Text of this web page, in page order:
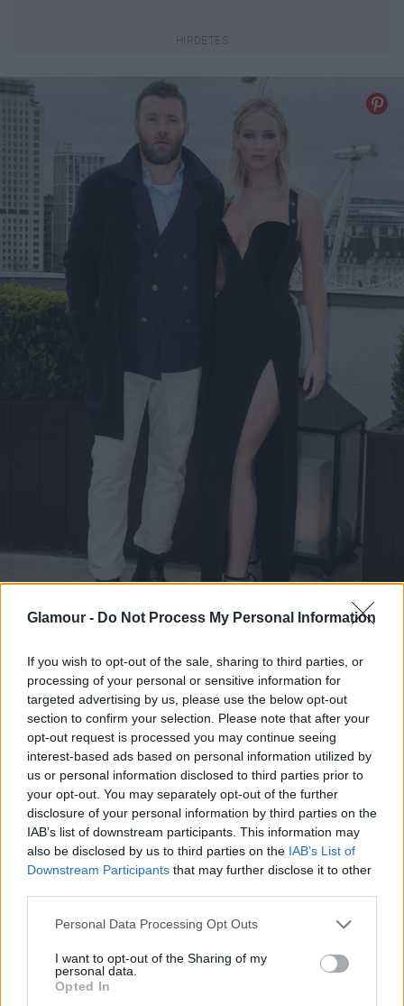
Glamour - Do Not Process My Personal Information
If you wish to opt-out of the sale, sharing to third parties, or
processing of your personal or sensitive information for
targeted advertising by us, please use the below opt-out
section to confirm your selection. Please note that after your
opt-out request is processed you may continue seeing
interest-based ads based on personal information utilized by
us or personal information disclosed to third parties prior to
your opt-out. You may separately opt-out of the further
disclosure of your personal information by third parties on the
IAB’s list of downstream participants. This information may
also be disclosed by us to third parties on the IAB’s List of
Downstream Participants that may further disclose it to other
Please note that this website/app uses one or more Google
not limited to your visit or usage behaviour. You may click to
grant or deny consent to Google and its third-party tags to
use your data for below specified purposes in below Google
Personal Data Processing Opt Outs
I want to opt-out of the Sharing of my
personal data.
Opted In
Jennifer Lawrence és Joel Edgerton
Fotó:Rexfeatures